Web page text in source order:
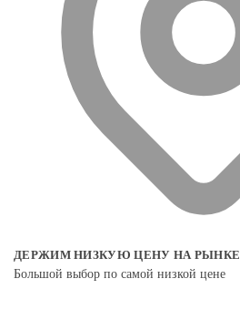
ДЕРЖИМ НИЗКУЮ ЦЕНУ НА РЫНКЕ
Большой выбор по самой низкой цене